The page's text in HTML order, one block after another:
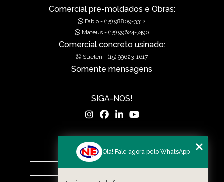
MUROS DE ALA PRÉ-MOLDADOS
MUROS EM CONCRETO
MUROS PRÉ FABRICADOS
PISOS DE CONCRETO
POÇOS DE VISITA PRÉ-MOLDADO
Comercial pre-moldados e Obras:
Fabio - (15) 98809-3312
Mateus - (15) 99624-7490
Comercial concreto usinado:
Suelen - (15) 99623-1617
Somente mensagens
SIGA-NOS!
Olá! Fale agora pelo WhatsApp